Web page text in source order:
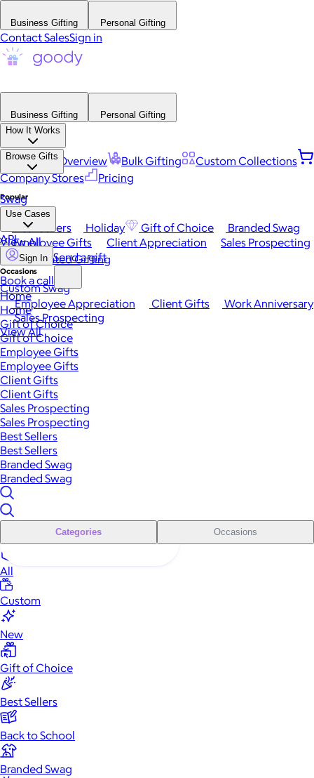
Business Gifting Personal Gifting
Contact SalesSign in
Business Gifting
Personal Gifting
How It Works
Platform Overview Bulk Gifting
Custom Collections
Company Stores
Pricing
Browse Gifts
Popular
Best Sellers Holiday Gift of Choice
Branded Swag
View All
Occasions
Employee Appreciation Client Gifts
Work Anniversary
Sales Prospecting
View All
Swag
Use Cases
Employee Gifts Client Appreciation
Sales Prospecting
Automated Gifting
Custom Swag
API
Sign In Send a gift
Book a call
Home
Home
Gift of Choice
Gift of Choice
Employee Gifts
Employee Gifts
Client Gifts
Client Gifts
Sales Prospecting
Sales Prospecting
Best Sellers
Best Sellers
Branded Swag
Branded Swag
Categories Occasions
All
Custom
New
Gift of Choice
Best Sellers
Back to School
Branded Swag